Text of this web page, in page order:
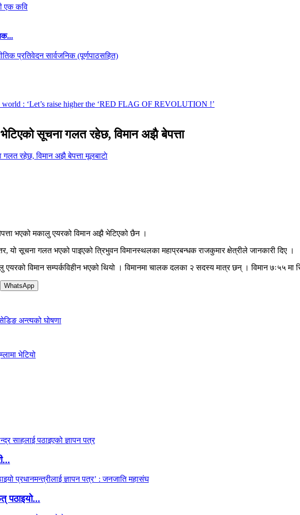
सूचना गलत रहेछ, विमान अझै बेपत्ता
मूलबाटाे
भएको मकालु एयरको विमान अझै भेटिएको छैन ।
यो सूचना गलत भएको पाइएको त्रिभुवन विमानस्थलका महाप्रबन्धक राजकुमार क्षेत्रीले जानकारी दिए ।
एयरको विमान सम्पर्कविहीन भएको थियो । विमानमा चालक दलका २ सदस्य मात्र छन् । विमान ७ः५५ मा
WhatsApp
अन्त्यको घोषणा
भेटियो
पठाइयो...